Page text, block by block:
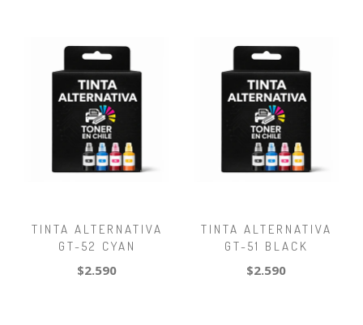
TINTA ALTERNATIVA
GT-52 CYAN
$2.590
TINTA ALTERNATIVA
GT-51 BLACK
$2.590